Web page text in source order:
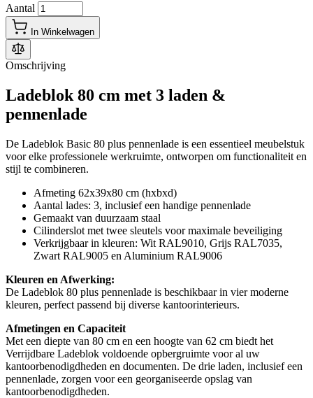
Aantal
In Winkelwagen
Omschrijving
Ladeblok 80 cm met 3 laden &
pennenlade
De Ladeblok Basic 80 plus pennenlade is een essentieel meubelstuk
voor elke professionele werkruimte, ontworpen om functionaliteit en
stijl te combineren.
Afmeting 62x39x80 cm (hxbxd)
Aantal lades: 3, inclusief een handige pennenlade
Gemaakt van duurzaam staal
Cilinderslot met twee sleutels voor maximale beveiliging
Verkrijgbaar in kleuren: Wit RAL9010, Grijs RAL7035,
Zwart RAL9005 en Aluminium RAL9006
Kleuren en Afwerking:
De Ladeblok 80 plus pennenlade is beschikbaar in vier moderne
kleuren, perfect passend bij diverse kantoorinterieurs.
Afmetingen en Capaciteit
Met een diepte van 80 cm en een hoogte van 62 cm biedt het
Verrijdbare Ladeblok voldoende opbergruimte voor al uw
kantoorbenodigdheden en documenten. De drie laden, inclusief een
pennenlade, zorgen voor een georganiseerde opslag van
kantoorbenodigdheden.